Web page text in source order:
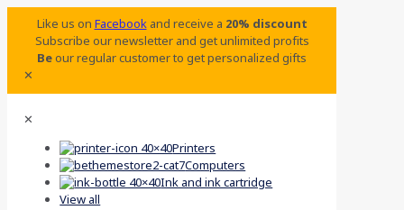
Like us onFacebookand receive a 20% discount
Subscribe our newsletter and get unlimited profits
Beour regular customer to get personalized gifts
✕
✕
Printers
Computers
Ink and ink cartridge
View all